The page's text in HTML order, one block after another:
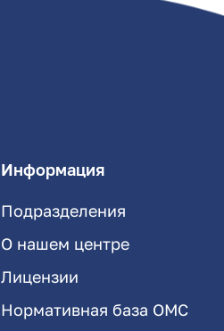
Информация
Подразделения
О нашем центре
Лицензии
Нормативная база ОМС